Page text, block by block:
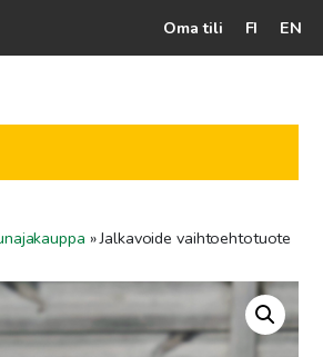
Oma tili FI EN
»Jalkavoide vaihtoehtotuote